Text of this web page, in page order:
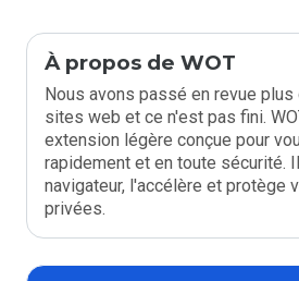
À propos de WOT
Nous avons passé en revue
sites web et ce n'est pas fini.
extension légère conçue pour
rapidement et en toute sécurité.
navigateur, l'accélère et protège
privées.